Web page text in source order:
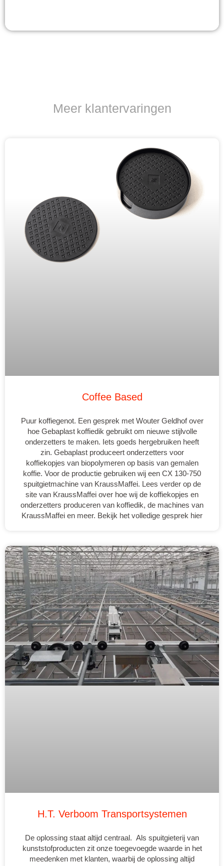
Meer klantervaringen
Coffee Based
Puur koffiegenot. Een gesprek met Wouter Geldhof over
hoe Gebaplast koffiedik gebruikt om nieuwe stijlvolle
onderzetters te maken. Iets goeds hergebruiken heeft
zin. Gebaplast produceert onderzetters voor
koffiekopjes van biopolymeren op basis van gemalen
koffie. Voor de productie gebruiken wij een CX 130-750
spuitgietmachine van KraussMaffei. Lees verder op de
site van KraussMaffei over hoe wij de koffiekopjes en
onderzetters produceren van koffiedik, de machines van
KraussMaffei en meer. Bekijk het volledige gesprek hier
H.T. Verboom Transportsystemen
De oplossing staat altijd centraal. Als spuitgieterij van
kunststofproducten zit onze toegevoegde waarde in het
meedenken met klanten, waarbij de oplossing altijd